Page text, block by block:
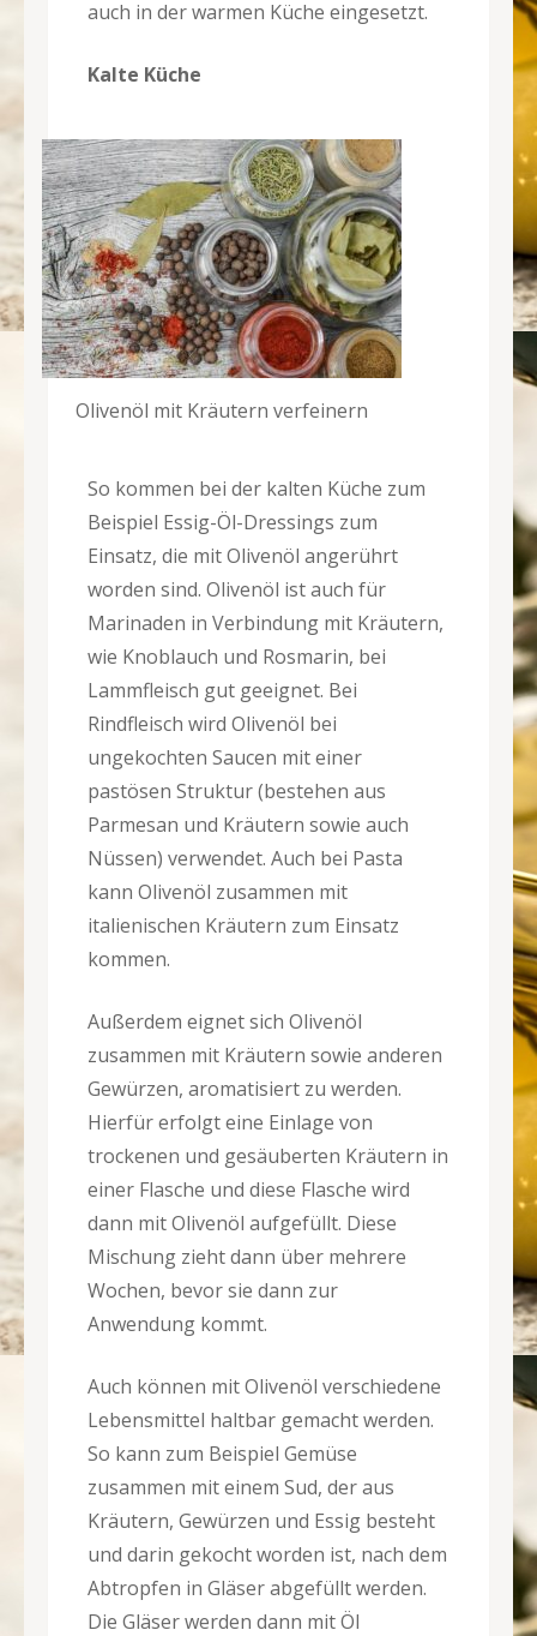
auch in der warmen Küche eingesetzt.
Kalte Küche
Olivenöl mit Kräutern verfeinern
So kommen bei der kalten Küche zum
Beispiel Essig-Öl-Dressings zum
Einsatz, die mit Olivenöl angerührt
worden sind. Olivenöl ist auch für
Marinaden in Verbindung mit Kräutern,
wie Knoblauch und Rosmarin, bei
Lammfleisch gut geeignet. Bei
Rindfleisch wird Olivenöl bei
ungekochten Saucen mit einer
pastösen Struktur (bestehen aus
Parmesan und Kräutern sowie auch
Nüssen) verwendet. Auch bei Pasta
kann Olivenöl zusammen mit
italienischen Kräutern zum Einsatz
kommen.
Außerdem eignet sich Olivenöl
zusammen mit Kräutern sowie anderen
Gewürzen, aromatisiert zu werden.
Hierfür erfolgt eine Einlage von
trockenen und gesäuberten Kräutern in
einer Flasche und diese Flasche wird
dann mit Olivenöl aufgefüllt. Diese
Mischung zieht dann über mehrere
Wochen, bevor sie dann zur
Anwendung kommt.
Auch können mit Olivenöl verschiedene
Lebensmittel haltbar gemacht werden.
So kann zum Beispiel Gemüse
zusammen mit einem Sud, der aus
Kräutern, Gewürzen und Essig besteht
und darin gekocht worden ist, nach dem
Abtropfen in Gläser abgefüllt werden.
Die Gläser werden dann mit Öl